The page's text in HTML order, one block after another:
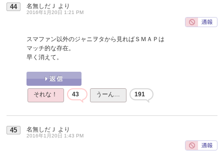
44 名無しだＪ より
2016年1月20日 1:21 PM
スマファン以外のジャニヲタから見ればＳＭＡＰは
マッチ的な存在。
早く消えて。
それな！ 43 うーん… 191
45 名無しだＪ より
2016年1月20日 1:43 PM